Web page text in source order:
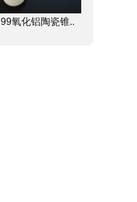
99氧化铝陶瓷锥..